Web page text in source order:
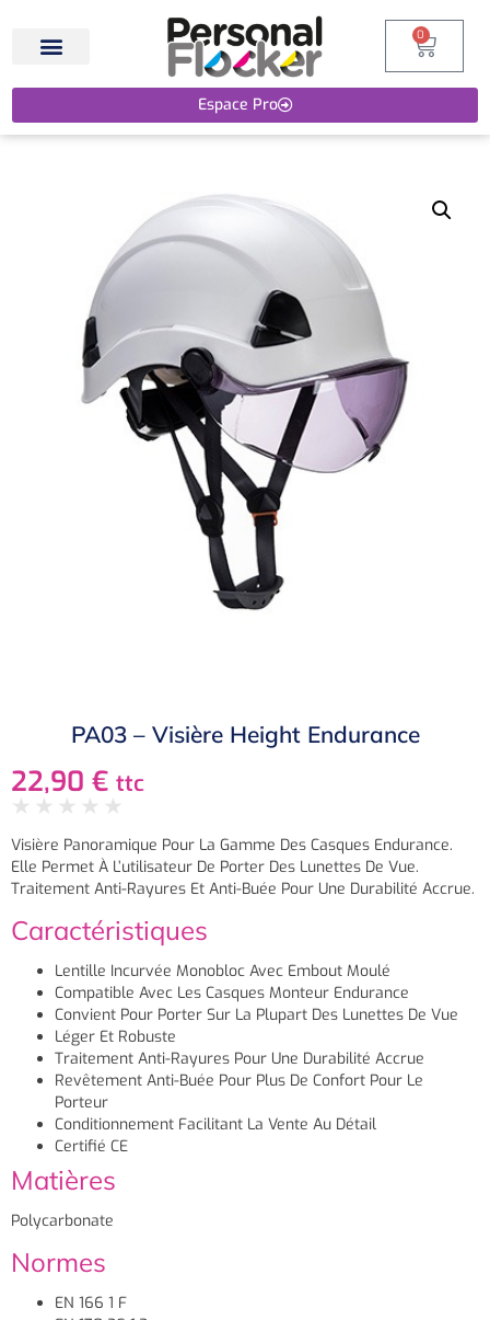
Espace Pro
0
PA03 – Visière Height Endurance
22,90 € ttc
★ ★ ★ ★ ★
Visière Panoramique Pour La Gamme Des Casques Endurance.
Elle Permet À L’utilisateur De Porter Des Lunettes De Vue.
Traitement Anti-Rayures Et Anti-Buée Pour Une Durabilité Accrue.
Caractéristiques
Lentille Incurvée Monobloc Avec Embout Moulé
Compatible Avec Les Casques Monteur Endurance
Convient Pour Porter Sur La Plupart Des Lunettes De Vue
Léger Et Robuste
Traitement Anti-Rayures Pour Une Durabilité Accrue
Revêtement Anti-Buée Pour Plus De Confort Pour Le
Porteur
Conditionnement Facilitant La Vente Au Détail
Certifié CE
Matières
Polycarbonate
Normes
EN 166 1 F